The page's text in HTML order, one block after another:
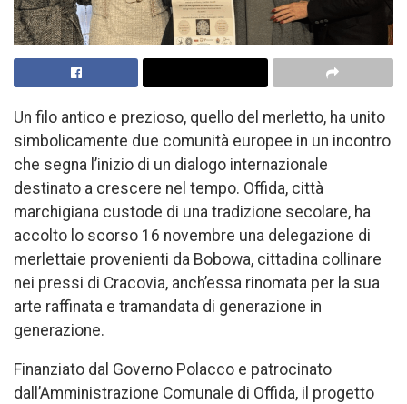
Un filo antico e prezioso, quello del merletto, ha unito
simbolicamente due comunità europee in un incontro
che segna l’inizio di un dialogo internazionale
destinato a crescere nel tempo. Offida, città
marchigiana custode di una tradizione secolare, ha
accolto lo scorso 16 novembre una delegazione di
merlettaie provenienti da Bobowa, cittadina collinare
nei pressi di Cracovia, anch’essa rinomata per la sua
arte raffinata e tramandata di generazione in
generazione.
Finanziato dal Governo Polacco e patrocinato
dall’Amministrazione Comunale di Offida, il progetto